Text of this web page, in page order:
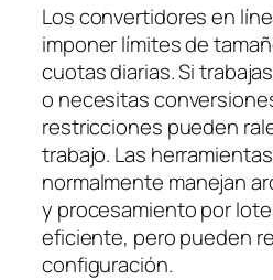
Los convertidores en
imponer límites de
cuotas diarias. Si
o necesitas
restricciones pueden
trabajo. Las
normalmente manejan
y procesamiento por
eficiente, pero pueden
configuración.